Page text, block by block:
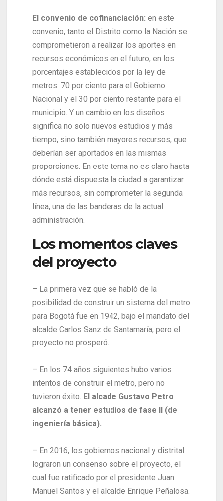
El convenio de cofinanciación: en este
convenio, tanto el Distrito como la Nación se
comprometieron a realizar los aportes en
recursos económicos en el futuro, en los
porcentajes establecidos por la ley de
metros: 70 por ciento para el Gobierno
Nacional y el 30 por ciento restante para el
municipio. Y un cambio en los diseños
significa no solo nuevos estudios y más
tiempo, sino también mayores recursos, que
deberían ser aportados en las mismas
proporciones. En este tema no es claro hasta
dónde está dispuesta la ciudad a garantizar
más recursos, sin comprometer la segunda
línea, una de las banderas de la actual
administración.
Los momentos claves
del proyecto
– La primera vez que se habló de la
posibilidad de construir un sistema del metro
para Bogotá fue en 1942, bajo el mandato del
alcalde Carlos Sanz de Santamaría, pero el
proyecto no prosperó.
– En los 74 años siguientes hubo varios
intentos de construir el metro, pero no
tuvieron éxito. El alcade Gustavo Petro
alcanzó a tener estudios de fase II (de
ingeniería básica).
– En 2016, los gobiernos nacional y distrital
lograron un consenso sobre el proyecto, el
cual fue ratificado por el presidente Juan
Manuel Santos y el alcalde Enrique Peñalosa.